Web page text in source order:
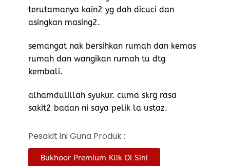
terutamanya kain2 yg dah dicuci dan
asingkan masing2.
semangat nak bersihkan rumah dan kemas
rumah dan wangikan rumah tu dtg
kembali.
alhamdulillah syukur. cuma skrg rasa
sakit2 badan ni saya pelik la ustaz.
Pesakit ini Guna Produk :
Bukhoor Premium Klik Di Sini